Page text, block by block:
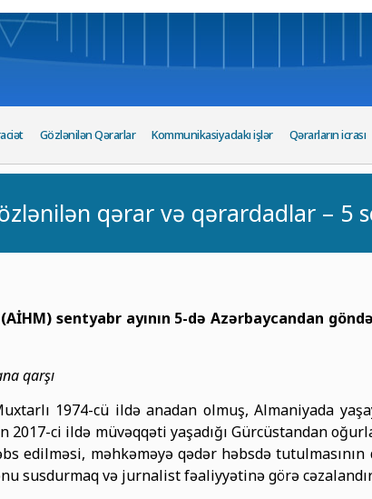
Gözlənilən Qərarlar Kommunikasiyadakı işlər Qərarların icrası
qərar və qərardadlar – 5
sentyabr ayının 5-də Azərbaycandan
qarşı
1974-cü ildə anadan olmuş, Almaniyada
ci ildə müvəqqəti yaşadığı Gürcüstandan
edilməsi, məhkəməyə qədər həbsdə
susdurmaq və jurnalist fəaliyyətinə görə